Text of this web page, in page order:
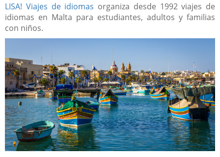
LISA! Viajes de idiomas organiza desde 1992 viajes de
idiomas en Malta para estudiantes, adultos y familias
con niños.